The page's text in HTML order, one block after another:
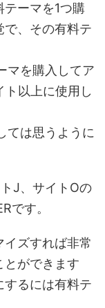
ーマを1つ購
で、その有料テ
マを購入してア
ト以上に使用し
ては思うように
J、サイトOの
です。
ズすれば非常
とができます
するには有料テ